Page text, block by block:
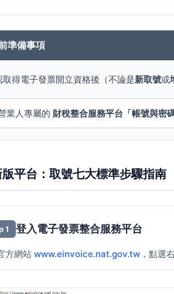
準備事項
取得電子發票開立資格後（不論是新取號或
業人專屬的 財稅整合服務平台「帳號與密碼
版平台：取號七大標準步驟指南
1 登入電子發票整合服務平台
方網站www.einvoice.nat.gov.tw ，點選